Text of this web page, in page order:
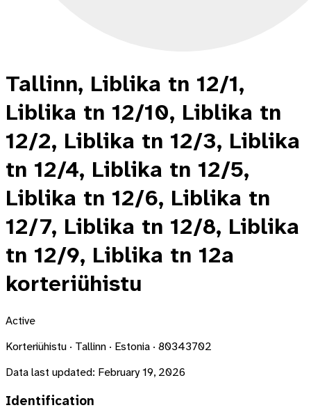
Tallinn, Liblika tn 12/1,
Liblika tn 12/10, Liblika tn
12/2, Liblika tn 12/3, Liblika
tn 12/4, Liblika tn 12/5,
Liblika tn 12/6, Liblika tn
12/7, Liblika tn 12/8, Liblika
tn 12/9, Liblika tn 12a
korteriühistu
Active
Korteriühistu · Tallinn · Estonia · 80343702
Data last updated: February 19, 2026
Identification